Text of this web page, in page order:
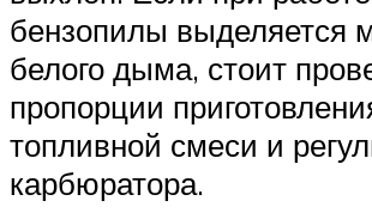
бензопилы выделяется
белого дыма, стоит
пропорции
топливной смеси и
карбюратора.